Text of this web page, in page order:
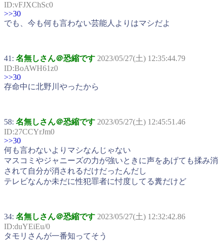
ID:vFJXChSc0
>>30
でも、今も何も言わない芸能人よりはマシだよ
41: 名無しさん＠恐縮です 2023/05/27(土) 12:35:44.79
ID:BoAWH61z0
>>30
存命中に北野川やったから
58: 名無しさん＠恐縮です 2023/05/27(土) 12:45:51.46
ID:27CCYrJm0
>>30
何も言わないよりマシなんじゃない
マスコミやジャニーズの力が強いときに声をあげても揉み消
されて自分が消されるだけだったんだし
テレビなんか未だに性犯罪者に忖度してる糞だけど
34: 名無しさん＠恐縮です 2023/05/27(土) 12:32:42.86
ID:duYEiEu/0
タモリさんが一番知ってそう